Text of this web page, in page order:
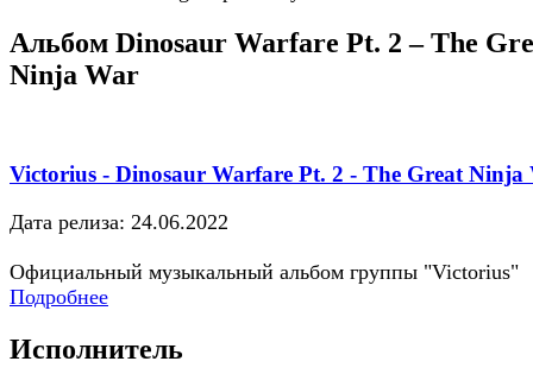
Альбом Dinosaur Warfare Pt. 2 – The
Ninja War
Victorius - Dinosaur Warfare Pt. 2 - The Great Ninja
Дата релиза: 24.06.2022
Официальный музыкальный альбом группы "Victorius"
Подробнее
Исполнитель